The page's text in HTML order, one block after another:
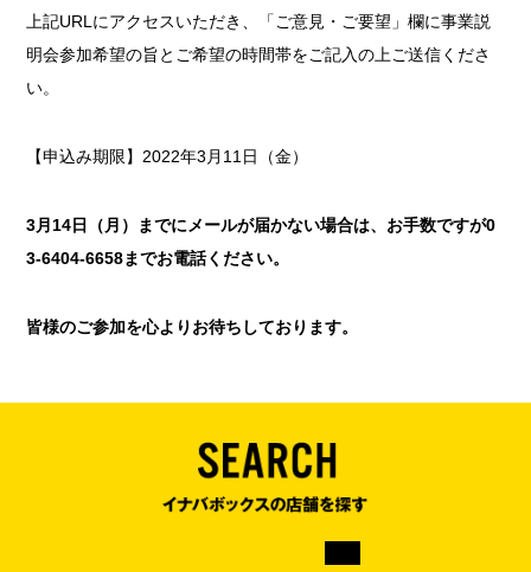
上記URLにアクセスいただき、「ご意見・ご要望」欄に事業説
明会参加希望の旨とご希望の時間帯をご記入の上ご送信くださ
い。
【申込み期限】2022年3月11日（金）
3月14日（月）までにメールが届かない場合は、お手数ですが0
3-6404-6658までお電話ください。
皆様のご参加を心よりお待ちしております。